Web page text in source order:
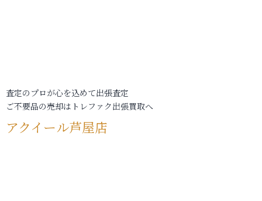
査定のプロが心を込めて出張査定
ご不要品の売却はトレファク出張買取へ
アクイール芦屋店